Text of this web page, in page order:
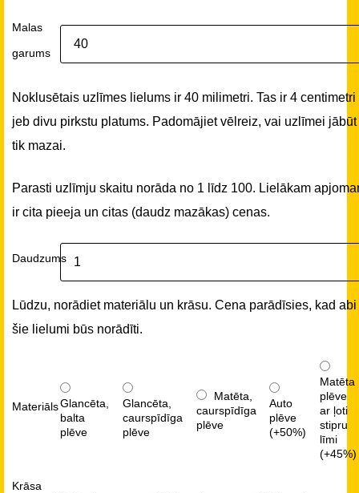
Malas
garums
Noklusētais uzlīmes lielums ir 40 milimetri. Tas ir 4 centimetri
jeb divu pirkstu platums. Padomājiet vēlreiz, vai uzlīmei jābūt
tik mazai.
Parasti uzlīmju skaitu norāda no 1 līdz 100. Lielākam
ir cita pieeja un citas (daudz mazākas) cenas.
Daudzums
Lūdzu, norādiet materiālu un krāsu. Cena parādīsies, kad abi
šie lielumi būs norādīti.
MateriālsGlancēta,
balta
plēve
Glancēta,
caurspīdīga
plēve
Matēta,
caurspīdīga
plēve
Auto
plēve
(+50%)
Matēta
plēve
ar ļoti
stipru
līmi
(+45%)
Krāsa